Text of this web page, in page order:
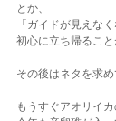
とか、
「ガイドが見えな
初心に立ち帰るこ
その後はネタを求め
もうすぐアオリイ